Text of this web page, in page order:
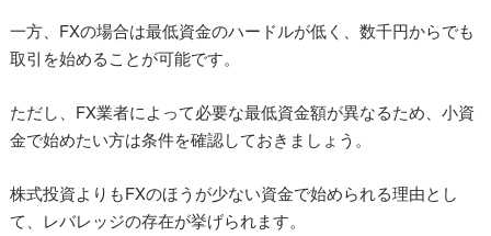
一方、FXの場合は最低資金のハードルが低く、数千円からでも
取引を始めることが可能です。
ただし、FX業者によって必要な最低資金額が異なるため、小資
金で始めたい方は条件を確認しておきましょう。
株式投資よりもFXのほうが少ない資金で始められる理由とし
て、レバレッジの存在が挙げられます。